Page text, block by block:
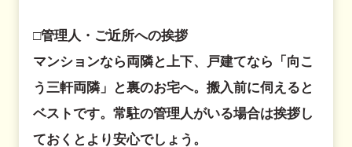
□管理人・ご近所への挨拶
マンションなら両隣と上下、戸建てなら「向こ
う三軒両隣」と裏のお宅へ。搬入前に伺えると
ベストです。常駐の管理人がいる場合は挨拶し
ておくとより安心でしょう。